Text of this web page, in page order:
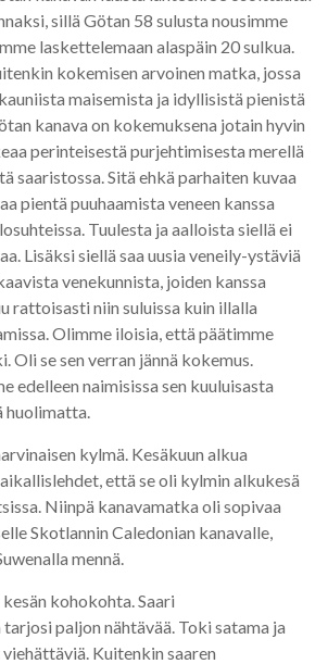
sillä Götan 58 sulusta nousimme
laskettelemaan alaspäin 20 sulkua.
kokemisen arvoinen matka, jossa
maisemista ja idyllisistä pienistä
kanava on kokemuksena jotain hyvin
perinteisestä purjehtimisesta merellä
saaristossa. Sitä ehkä parhaiten kuvaa
pientä puuhaamista veneen kanssa
Tuulesta ja aalloista siellä ei
Lisäksi siellä saa uusia veneily-ystäviä
venekunnista, joiden kanssa
rattoisasti niin suluissa kuin illalla
Olimme iloisia, että päätimme
Oli se sen verran jännä kokemus.
edelleen naimisissa sen kuuluisasta
huolimatta.
kylmä. Kesäkuun alkua
että se oli kylmin alkukesä
Niinpä kanavamatka oli sopivaa
Skotlannin Caledonian kanavalle,
mennä.
kohokohta. Saari
paljon nähtävää. Toki satama ja
Kuitenkin saaren